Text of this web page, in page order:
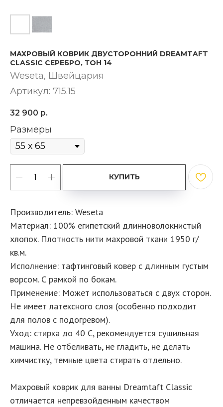
МАХРОВЫЙ КОВРИК ДВУСТОРОННИЙ DREAMTAFT
CLASSIC СЕРЕБРО, ТОН 14
Weseta, Швейцария
Артикул: 715.15
32 900 р.
Размеры
КУПИТЬ
Производитель: Weseta
Материал: 100% египетский длинноволокнистый
хлопок. Плотность нити махровой ткани 1950 г/
кв.м.
Исполнение: тафтинговый ковер с длинным густым
ворсом. С рамкой по бокам.
Применение: Может использоваться с двух сторон.
Не имеет латексного слоя (особенно подходит
для полов с подогревом).
Уход: стирка до 40 С, рекомендуется сушильная
машина. Не отбеливать, не гладить, не делать
химчистку, темные цвета стирать отдельно.
Махровый коврик для ванны Dreamtaft Classic
отличается непревзойденным качеством